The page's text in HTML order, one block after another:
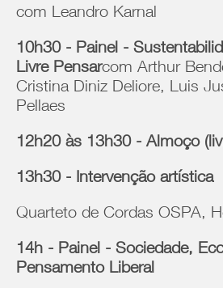
com Leandro Karnal
10h30 - Painel -
Livre Pensarcom Arthur
Cristina Diniz Deliore, Luis
Pellaes
12h20 às 13h30 - Almoço
13h30 - Intervenção artística
Quarteto de Cordas OSPA,
14h - Painel - Sociedade,
Pensamento Liberal